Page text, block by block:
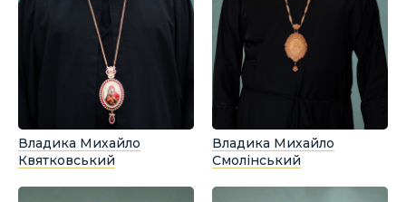
Владика Михайло
Квятковський
Владика Михайло
Смолінський